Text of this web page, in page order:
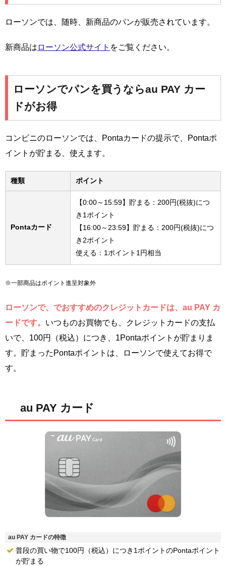
ローソンでは、随時、新商品のパンが販売されています。
新商品は ローソン公式サイト をご覧ください。
ローソンでパンを買うならau PAY カー
ドがお得
コンビニのローソンでは、Pontaカードの提示で、Pontaポ
イントが貯まる、使えます。
種類 ポイント
Pontaカード
【0:00～15:59】貯まる：200円(税抜)につ
き1ポイント
【16:00～23:59】貯まる：200円(税抜)につ
き2ポイント
使える：1ポイント1円相当
※一部商品はポイント進呈対象外
ローソンで、でおすすめのクレジットカードは、au PAY カ
ードです。 いつものお買物でも、クレジットカードの支払
いで、100円（税込）につき、1Pontaポイントが貯まりま
す。貯まったPontaポイントは、ローソンで使えてお得で
す。
au PAY カード
au PAY カードの特徴
普段の買い物で100円（税込）につき1ポイントのPontaポイント
が貯まる